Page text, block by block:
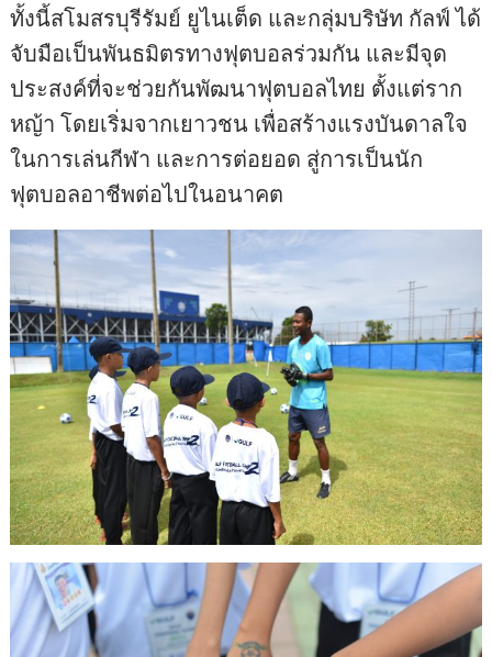
ทั้งนี้สโมสรบุรีรัมย์ ยูไนเต็ด และกลุ่มบริษัท กัลฟ์ ได้
จับมือเป็นพันธมิตรทางฟุตบอลร่วมกัน และมีจุด
ประสงค์ที่จะช่วยกันพัฒนาฟุตบอลไทย ตั้งแต่ราก
หญ้า โดยเริ่มจากเยาวชน เพื่อสร้างแรงบันดาลใจ
ในการเล่นกีฬา และการต่อยอด สู่การเป็นนัก
ฟุตบอลอาชีพต่อไปในอนาคต